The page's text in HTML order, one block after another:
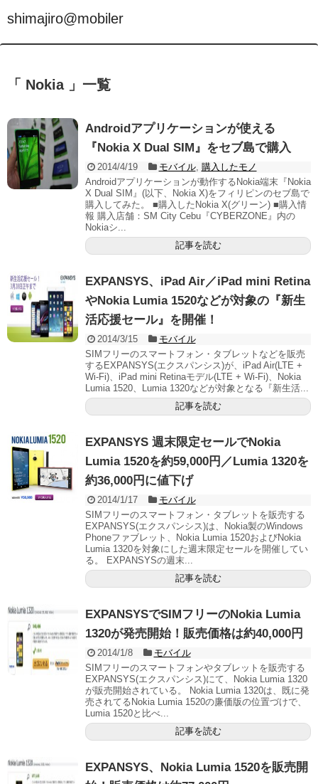
shimajiro@mobiler
「 Nokia 」一覧
Androidアプリケーションが使える
『Nokia X Dual SIM』をセブ島で購入
2014/4/19 モバイル, 購入したモノ
Androidアプリケーションが動作するNokia端末『Nokia
X Dual SIM』(以下、Nokia X)をフィリピンのセブ島で
購入してみた。 ■購入したNokia X(グリーン) ■購入情
報 購入店舗：SM City Cebu『CYBERZONE』内の
Nokiaシ...
記事を読む
EXPANSYS、iPad Air／iPad mini Retina
やNokia Lumia 1520などが対象の『新生
活応援セール』を開催！
2014/3/15
モバイル
SIMフリーのスマートフォン・タブレットなどを販売
するEXPANSYS(エクスパンシス)が、iPad Air(LTE +
Wi-Fi)、iPad mini Retinaモデル(LTE + Wi-Fi)、Nokia
Lumia 1520、Lumia 1320などが対象となる『新生活...
記事を読む
EXPANSYS 週末限定セールでNokia
Lumia 1520を約59,000円／Lumia 1320を
約36,000円に値下げ
2014/1/17
モバイル
SIMフリーのスマートフォン・タブレットを販売する
EXPANSYS(エクスパンシス)は、Nokia製のWindows
Phoneファブレット、Nokia Lumia 1520およびNokia
Lumia 1320を対象にした週末限定セールを開催してい
る。 EXPANSYSの週末...
記事を読む
EXPANSYSでSIMフリーのNokia Lumia
1320が発売開始！販売価格は約40,000円
2014/1/8
モバイル
SIMフリーのスマートフォンやタブレットを販売する
EXPANSYS(エクスパンシス)にて、Nokia Lumia 1320
が販売開始されている。 Nokia Lumia 1320は、既に発
売されてるNokia Lumia 1520の廉価版の位置づけで、
Lumia 1520と比べ...
記事を読む
EXPANSYS、Nokia Lumia 1520を販売開